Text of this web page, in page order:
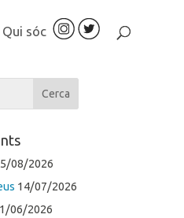
Qui sóc
08/2026
14/07/2026
06/2026